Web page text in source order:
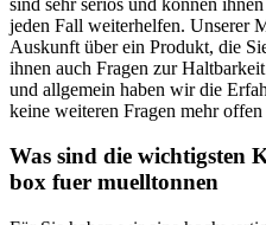
jeden Fall weiterhelfen. Unserer
Auskunft über ein Produkt, die
ihnen auch Fragen zur
und allgemein haben wir die
keine weiteren Fragen mehr
Was sind die wichtigsten
box fuer muelltonnen